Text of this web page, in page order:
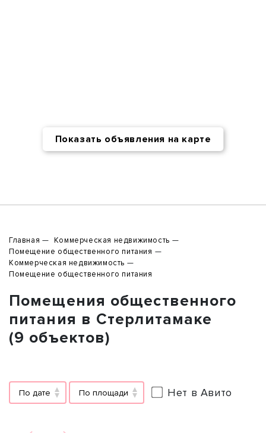
Показать объявления на карте
Главная
Коммерческая недвижимость
Помещение общественного питания
Коммерческая недвижимость
Помещение общественного питания
Помещения общественного
питания в Стерлитамаке
(9 объектов)
По дате По площади Нет в Авито